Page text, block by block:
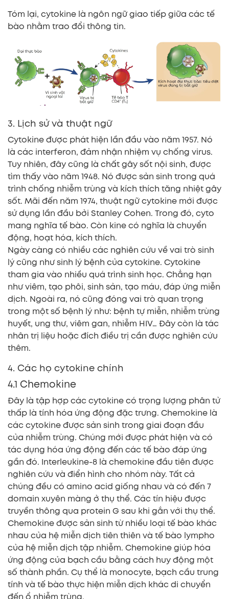
Tóm lại, cytokine là ngôn ngữ giao tiếp giữa các tế
bào nhằm trao đổi thông tin.
3. Lịch sử và thuật ngữ
Cytokine được phát hiện lần đầu vào năm 1957. Nó
là các interferon, đảm nhận nhiệm vụ chống virus.
Tuy nhiên, đây cũng là chất gây sốt nội sinh, được
tìm thấy vào năm 1948. Nó được sản sinh trong quá
trình chống nhiễm trùng và kích thích tăng nhiệt gây
sốt. Mãi đến năm 1974, thuật ngữ cytokine mới được
sử dụng lần đầu bởi Stanley Cohen. Trong đó, cyto
mang nghĩa tế bào. Còn kine có nghĩa là chuyển
động, hoạt hóa, kích thích.
Ngày càng có nhiều các nghiên cứu về vai trò sinh
lý cũng như sinh lý bệnh của cytokine. Cytokine
tham gia vào nhiều quá trình sinh học. Chẳng hạn
như viêm, tạo phôi, sinh sản, tạo máu, đáp ứng miễn
dịch. Ngoài ra, nó cũng đóng vai trò quan trọng
trong một số bệnh lý như: bệnh tự miễn, nhiễm trùng
huyết, ung thư, viêm gan, nhiễm HIV… Đây còn là tác
nhân trị liệu hoặc đích điều trị cần được nghiên cứu
thêm.
4. Các họ cytokine chính
4.1 Chemokine
Đây là tập hợp các cytokine có trọng lượng phân tử
thấp là tính hóa ứng động đặc trưng. Chemokine là
các cytokine được sản sinh trong giai đoạn đầu
của nhiễm trùng. Chúng mới được phát hiện và có
tác dụng hóa ứng động đến các tế bào đáp ứng
gần đó. Interleukine-8 là chemokine đầu tiên được
nghiên cứu và điển hình cho nhóm này. Tất cả
chúng đều có amino acid giống nhau và có đến 7
domain xuyên màng ở thụ thể. Các tín hiệu được
truyền thông qua protein G sau khi gắn với thụ thể.
Chemokine được sản sinh từ nhiều loại tế bào khác
nhau của hệ miễn dịch tiên thiên và tế bào lympho
của hệ miễn dịch tập nhiễm. Chemokine giúp hóa
ứng động của bạch cầu bằng cách huy động một
số thành phần. Cụ thể là monocyte, bạch cầu trung
tính và tế bào thực hiện miễn dịch khác di chuyển